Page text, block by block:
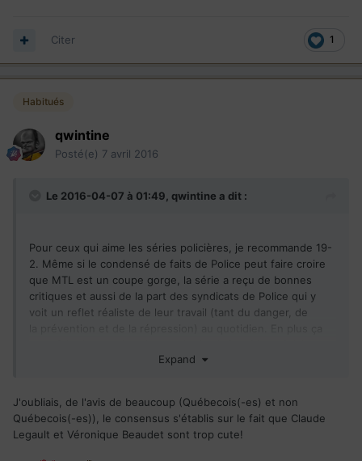
1
Citer
Habitués
qwintine
Posté(e) 7 avril 2016
Le 2016-04-07 à 01:49, qwintine a dit :
Pour ceux qui aime les séries policières, je recommande 19-
2. Même si le condensé de faits de Police peut faire croire
que MTL est un coupe gorge, la série a reçu de bonnes
critiques et aussi de la part des syndicats de Police qui y
voit un reflet réaliste de leur travail (tant du danger, de
Expand
J'oubliais, de l'avis de beaucoup (Québecois(-es) et non
Québecois(-es)), le consensus s'établis sur le fait que Claude
Legault et Véronique Beaudet sont trop cute!